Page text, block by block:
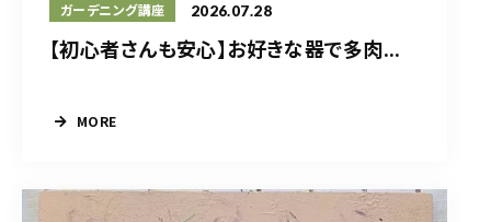
ガーデニング講座 2026.07.28
【初心者さんも安心】お好きな器で多肉...
MORE